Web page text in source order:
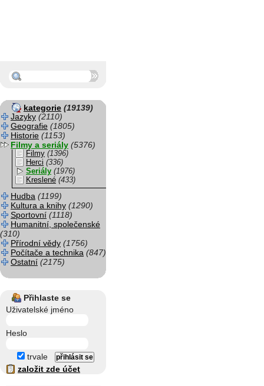
kategorie (19139)
Jazyky (2110)
Geografie (1805)
Historie (1153)
Filmy a seriály (5376)
Filmy (1396)
Herci (336)
Seriály (1976)
Kreslené (433)
Hudba (1199)
Kultura a knihy (1290)
Sportovní (1118)
Humanitní, společenské
(310)
Přírodní vědy (1756)
Počítače a technika (847)
Ostatní (2175)
Přihlaste se
Uživatelské jméno
Heslo
trvale
založit zde účet